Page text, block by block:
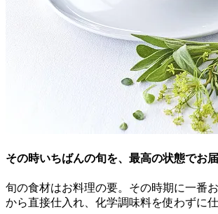
その時いちばんの旬を、 最高の状態でお届
旬の食材はお料理の要。その時期に一番
から直接仕入れ、化学調味料を使わずに仕